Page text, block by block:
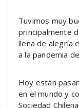
Tuvimos muy
principalmente
llena de alegría
a la pandemia
Hoy están
en el mundo y
Sociedad